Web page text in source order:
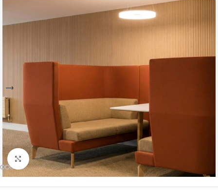
Büyütmek için tıklayın